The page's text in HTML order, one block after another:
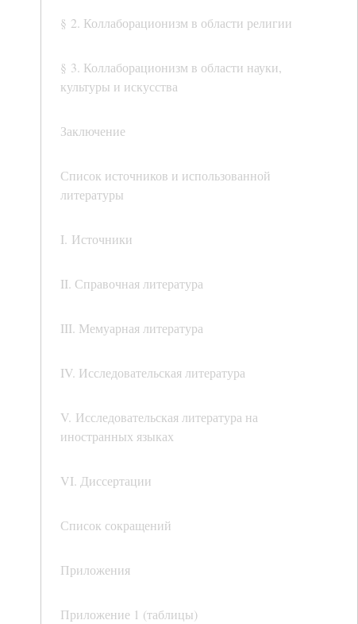
§ 2. Коллаборационизм в области религии
§ 3. Коллаборационизм в области науки,
культуры и искусства
Заключение
Список источников и использованной
литературы
I. Источники
II. Справочная литература
III. Мемуарная литература
IV. Исследовательская литература
V. Исследовательская литература на
иностранных языках
VI. Диссертации
Список сокращений
Приложения
Приложение 1 (таблицы)